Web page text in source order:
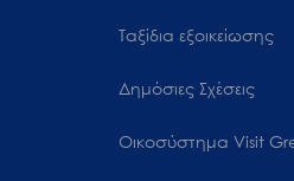
Ταξίδια εξοικείωσης
Δημόσιες Σχέσεις
Oικοσύστημα Visit